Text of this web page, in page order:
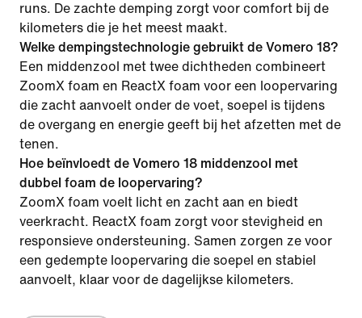
runs. De zachte demping zorgt voor comfort bij de
kilometers die je het meest maakt.
Welke dempingstechnologie gebruikt de Vomero 18?
Een middenzool met twee dichtheden combineert
ZoomX foam en ReactX foam voor een loopervaring
die zacht aanvoelt onder de voet, soepel is tijdens
de overgang en energie geeft bij het afzetten met de
tenen.
Hoe beïnvloedt de Vomero 18 middenzool met
dubbel foam de loopervaring?
ZoomX foam voelt licht en zacht aan en biedt
veerkracht. ReactX foam zorgt voor stevigheid en
responsieve ondersteuning. Samen zorgen ze voor
een gedempte loopervaring die soepel en stabiel
aanvoelt, klaar voor de dagelijkse kilometers.